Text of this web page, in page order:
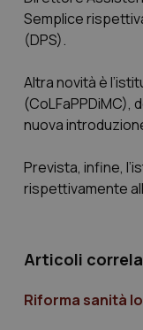
Semplice
(DPS).
Altra novità è
(CoLFaPPDiMC),
nuova
Prevista, infine,
rispettivamente
Articoli
Riforma sanità